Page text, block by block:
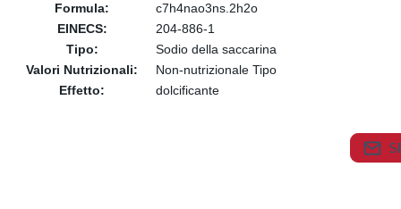
Formula:
c7h4nao3ns.2h2o
EINECS:
204-886-1
Tipo:
Sodio della saccarina
Valori Nutrizionali:
Non-nutrizionale Tipo
Effetto:
dolcificante